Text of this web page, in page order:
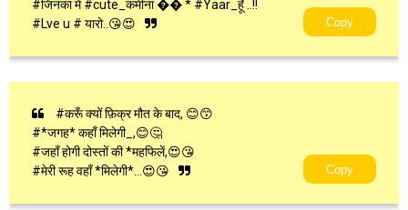
#जिनका में #cute_कमीना �� * #Yaar_हूँ ..!!
#Lve u # यारो..😘😍
Copy
#करूँ क्यों फ़िक्र मौत के बाद, 😊😙
#*जगह* कहाँ मिलेगी_,😊🤔
#जहाँ होगी दोस्तों की *महफिलें,😍😘
#मेरी रूह वहाँ *मिलेगी*…😍😘
Copy